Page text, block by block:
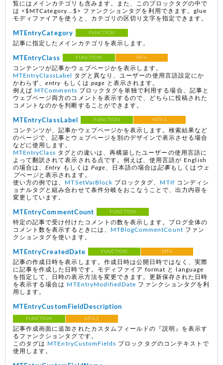
覧にはメインカテゴリも含みます。また、このブロックタグの中で
は <$MTCategory...$> ファンクションタグを利用できます。glue
モディファイアを使うと、カテゴリの区切り文字を指定できます。
MTEntryCategory FUNCTION
記事に指定したメインカテゴリを表示します。
MTEntryClass FUNCTION MT4
コンテンツが記事かウェブページかを表示します。
MTEntryClassLabel
タグと異なり、ユーザーの使用言語設定にか
かわらず、entry もしくは page と表示されます。
例えば
MTComments ブロックタグを単独で利用する場合、記事と
ウェブページ両方のコメントを表示するので、どちらに投稿された
コメントなのかを判断することができます。
MTEntryClassLabel FUNCTION MT4.1
コンテンツが、記事かウェブページかを表示します。検索結果など
のページで、記事とウェブページを別のデザインで表示させる場合
などに使用します。
MTEntryClass タグとの違いは、再構築したユーザーの使用言語に
よって翻訳されて表示される点です。例えば、使用言語が English
の場合は、Entry もしくは Page、日本語の場合は記事 もしくは ウェ
ブページと表示されます。
使い方の例では、
MTSetVarBlock ブロックタグ、 MTIf コンディシ
ョナルタグと組み合わせて条件分岐をおこなうことで、出力内容を
変更しています。
MTEntryCommentCount FUNCTION
特定の記事で受け付けたコメントの数を表示します。ブログ全体の
コメント数を表示するときには、
MTBlogCommentCount ファン
クションタグを使います。
MTEntryCreatedDate FUNCTION MT4
記事の作成日時を表示します。作成日時は公開日時ではなく、実際
に記事を作成した日時です。モディファイア format と language
を指定して、日時の表示方法を変更できます。更新保存された日時
を表示する場合は
MTEntryModifiedDate ファンクションタグを利
用します。
MTEntryCustomFieldDescription
FUNCTION MT4.1
記事作成画面に追加されたカスタムフィールドの『説明』を表示す
るファンクションタグです。
このタグは
MTEntryCustomFields ブロックタグのコンテキストで
使用します。